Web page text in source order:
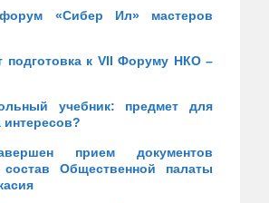
«Сибер Ил» мастеров
подготовка к VII Форуму НКО –
учебник: предмет для
интересов?
прием документов
Общественной палаты